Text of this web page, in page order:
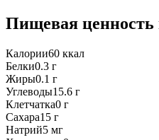
Пищевая ценность
Калории60 ккал
Белки0.3 г
Жиры0.1 г
Углеводы15.6 г
Клетчатка0 г
Сахара15 г
Натрий5 мг